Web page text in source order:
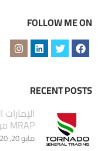
FOLLOW ME ON
RECENT POSTS
الإمارات
MRAP من فائض العتاد الدفاعي الأمريكي
مايو 20, 2020